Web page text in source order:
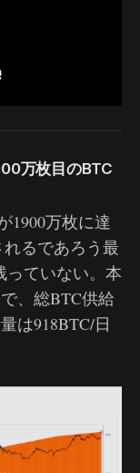
万枚目のBTC
1900万枚に達
るであろう最
っていない。本
、総BTC供給
は918BTC/日